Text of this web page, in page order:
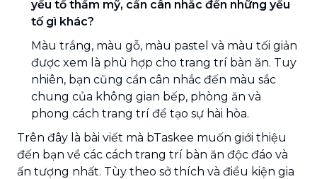
yếu tố thẩm mỹ, cần cân nhắc đến những yếu
tố gì khác?
Màu trắng, màu gỗ, màu pastel và màu tối giản
được xem là phù hợp cho trang trí bàn ăn. Tuy
nhiên, bạn cũng cần cân nhắc đến màu sắc
chung của không gian bếp, phòng ăn và
phong cách trang trí để tạo sự hài hòa.
Trên đây là bài viết mà bTaskee muốn giới thiệu
đến bạn về các cách trang trí bàn ăn độc đáo và
ấn tượng nhất. Tùy theo sở thích và điều kiện gia